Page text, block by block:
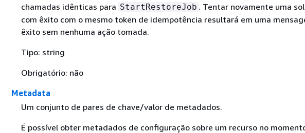
chamadas idênticas para StartRestoreJob . Tentar novamente uma
com êxito com o mesmo token de idempotência resultará em uma
êxito sem nenhuma ação tomada.
Tipo: string
Obrigatório: não
Metadata
Um conjunto de pares de chave/valor de metadados.
É possível obter metadados de configuração sobre um recurso no